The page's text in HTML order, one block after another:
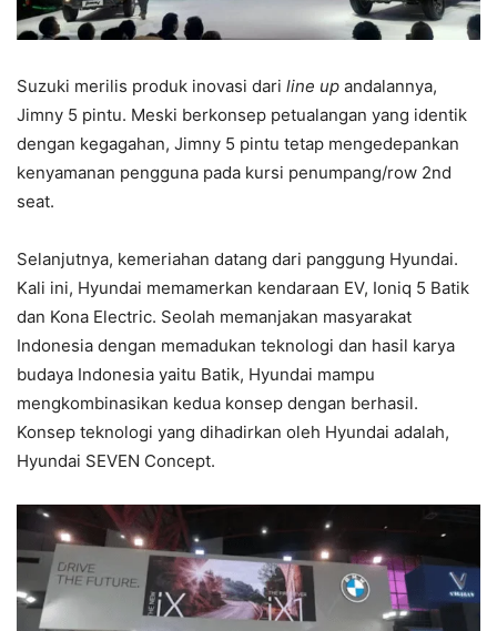
Suzuki merilis produk inovasi dari line up andalannya,
Jimny 5 pintu. Meski berkonsep petualangan yang identik
dengan kegagahan, Jimny 5 pintu tetap mengedepankan
kenyamanan pengguna pada kursi penumpang/row 2nd
seat.
Selanjutnya, kemeriahan datang dari panggung Hyundai.
Kali ini, Hyundai memamerkan kendaraan EV, Ioniq 5 Batik
dan Kona Electric. Seolah memanjakan masyarakat
Indonesia dengan memadukan teknologi dan hasil karya
budaya Indonesia yaitu Batik, Hyundai mampu
mengkombinasikan kedua konsep dengan berhasil.
Konsep teknologi yang dihadirkan oleh Hyundai adalah,
Hyundai SEVEN Concept.